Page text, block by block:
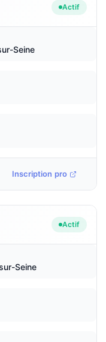
Actif
Seine
Inscription pro
Actif
Seine